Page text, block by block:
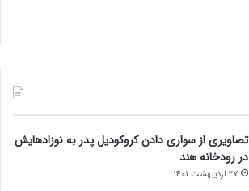
تصاویری از سواری دادن کروکودیل پدر به نوزادهایش
در رودخانه هند
27 اردیبهشت 1401